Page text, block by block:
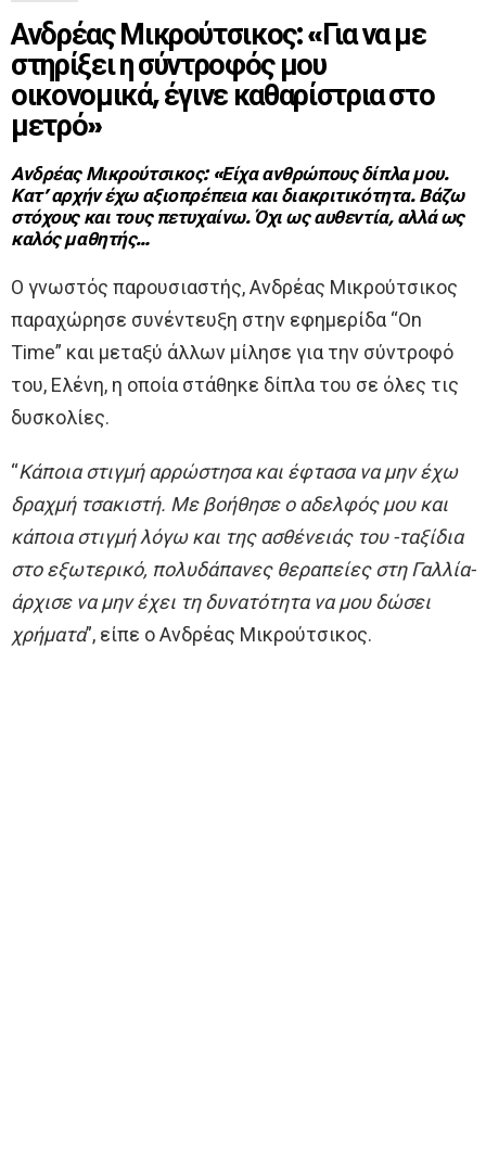
Ανδρέας Μικρούτσικος: «Για να με
στηρίξει η σύντροφός μου
οικονομικά, έγινε καθαρίστρια στο
μετρό»
Ανδρέας Μικρούτσικος: «Είχα ανθρώπους δίπλα μου.
Κατ’ αρχήν έχω αξιοπρέπεια και διακριτικότητα. Βάζω
στόχους και τους πετυχαίνω. Όχι ως αυθεντία, αλλά ως
καλός μαθητής…
Ο γνωστός παρουσιαστής, Ανδρέας Μικρούτσικος
παραχώρησε συνέντευξη στην εφημερίδα “On
Time” και μεταξύ άλλων μίλησε για την σύντροφό
του, Ελένη, η οποία στάθηκε δίπλα του σε όλες τις
δυσκολίες.
“Κάποια στιγμή αρρώστησα και έφτασα να μην έχω
δραχμή τσακιστή. Με βοήθησε ο αδελφός μου και
κάποια στιγμή λόγω και της ασθένειάς του -ταξίδια
στο εξωτερικό, πολυδάπανες θεραπείες στη Γαλλία-
άρχισε να μην έχει τη δυνατότητα να μου δώσει
χρήματα”, είπε ο Ανδρέας Μικρούτσικος.